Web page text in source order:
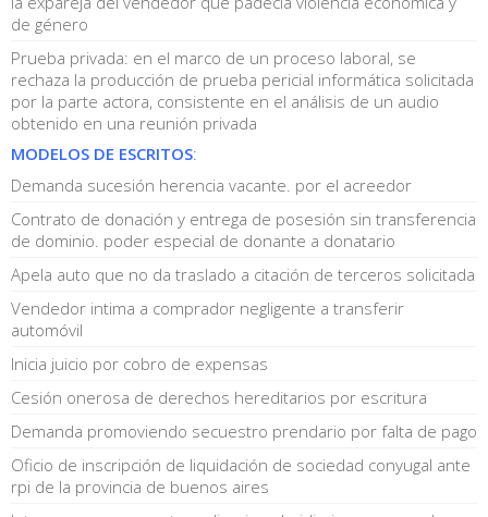
de género
Prueba privada: en el marco de un proceso laboral, se
rechaza la producción de prueba pericial informática solicitada
por la parte actora, consistente en el análisis de un audio
obtenido en una reunión privada
MODELOS DE ESCRITOS:
Demanda sucesión herencia vacante. por el acreedor
Contrato de donación y entrega de posesión sin transferencia
de dominio. poder especial de donante a donatario
Apela auto que no da traslado a citación de terceros solicitada
Vendedor intima a comprador negligente a transferir
automóvil
Inicia juicio por cobro de expensas
Cesión onerosa de derechos hereditarios por escritura
Demanda promoviendo secuestro prendario por falta de pago
Oficio de inscripción de liquidación de sociedad conyugal ante
rpi de la provincia de buenos aires